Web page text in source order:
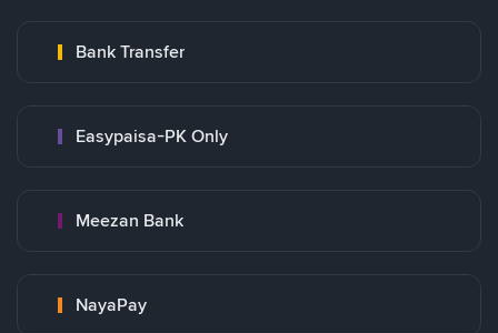
Bank Transfer
Easypaisa-PK Only
Meezan Bank
NayaPay